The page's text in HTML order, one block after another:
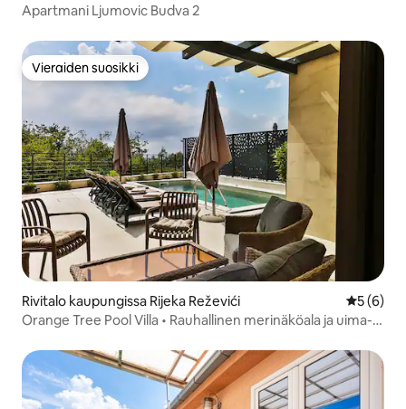
Apartmani Ljumovic Budva 2
Vieraiden suosikki
Vieraiden suosikki
Rivitalo kaupungissa Rijeka Reževići
5 (6)
Orange Tree Pool Villa • Rauhallinen merinäköala ja uima-